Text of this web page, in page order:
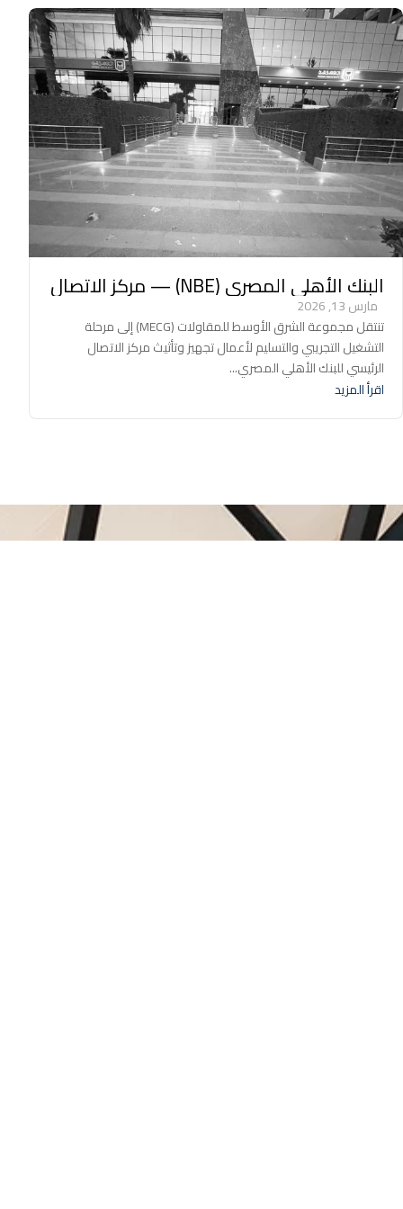
البنك الأهلي المصري (NBE) — مركز الاتصال
الرئيسي (القاهرة)
مارس 13, 2026
تنتقل مجموعة الشرق الأوسط للمقاولات (MECG) إلى مرحلة
التشغيل التجريبي والتسليم لأعمال تجهيز وتأثيث مركز الاتصال
الرئيسي للبنك الأهلي المصري...
اقرأ المزيد